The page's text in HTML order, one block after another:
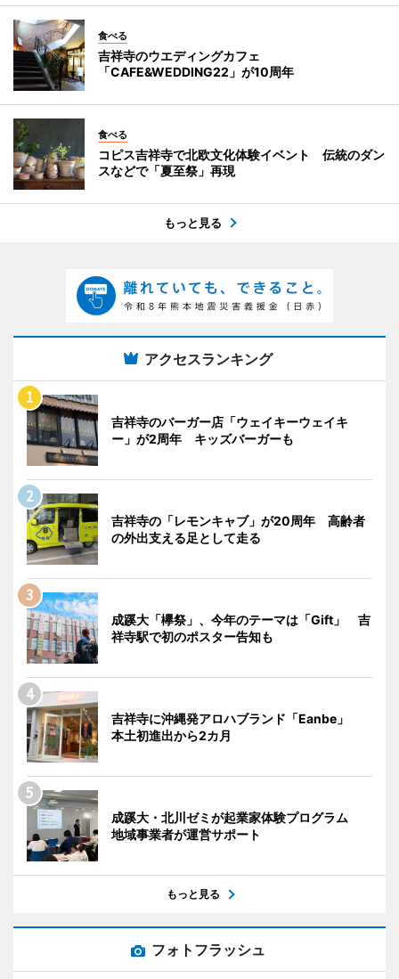
食べる
吉祥寺のウエディングカフェ
「CAFE&WEDDING22」が10周年
食べる
コピス吉祥寺で北欧文化体験イベント 伝統のダン
スなどで「夏至祭」再現
もっと見る
アクセスランキング
吉祥寺のバーガー店「ウェイキーウェイキ
ー」が2周年 キッズバーガーも
吉祥寺の「レモンキャブ」が20周年 高齢者
の外出支える足として走る
成蹊大「欅祭」、今年のテーマは「Gift」 吉
祥寺駅で初のポスター告知も
吉祥寺に沖縄発アロハブランド「Eanbe」
本土初進出から2カ月
成蹊大・北川ゼミが起業家体験プログラム
地域事業者が運営サポート
もっと見る
フォトフラッシュ